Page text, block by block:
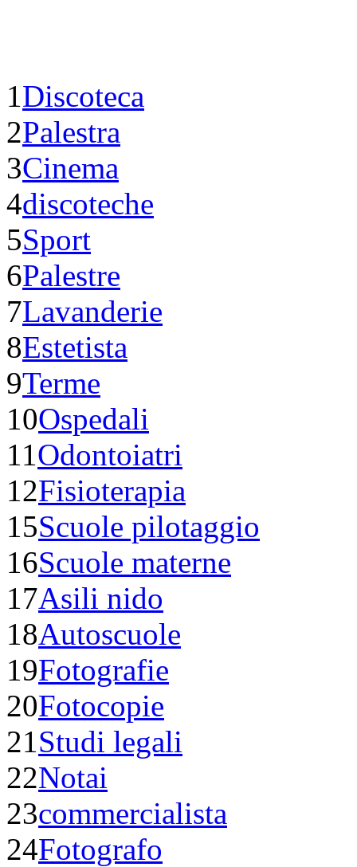
1Discoteca
2Palestra
3Cinema
4discoteche
5Sport
6Palestre
7Lavanderie
8Estetista
9Terme
10Ospedali
11Odontoiatri
12Fisioterapia
15Scuole pilotaggio
16Scuole materne
17Asili nido
18Autoscuole
19Fotografie
20Fotocopie
21Studi legali
22Notai
23commercialista
24Fotografo